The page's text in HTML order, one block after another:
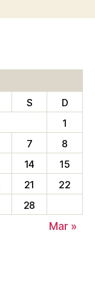
S
D
1
7
8
14
15
21
22
28
Mar »